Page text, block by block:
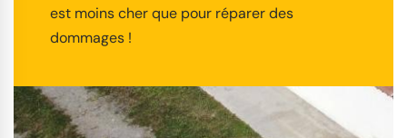
est moins cher que pour réparer des
dommages !